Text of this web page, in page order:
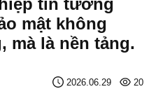
tin tưởng
mật không
mà là nền tảng.
2026.06.29 20